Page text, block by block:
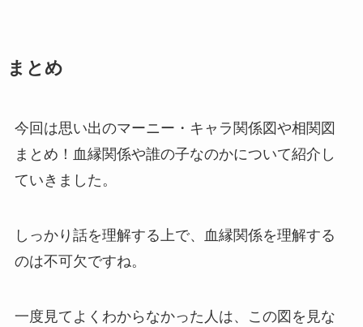
まとめ
今回は思い出のマーニー・キャラ関係図や相関図
まとめ！血縁関係や誰の子なのかについて紹介し
ていきました。
しっかり話を理解する上で、血縁関係を理解する
のは不可欠ですね。
一度見てよくわからなかった人は、この図を見な